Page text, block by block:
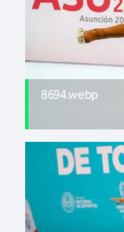
8694.webp